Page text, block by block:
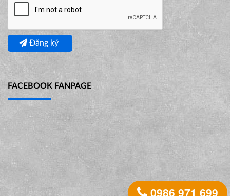
Đăng ký
FACEBOOK FANPAGE
0986 971 699